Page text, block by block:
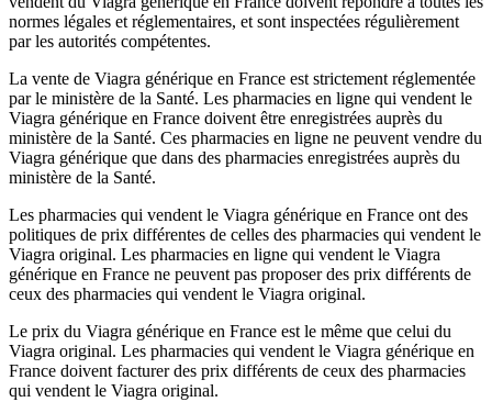
normes légales et réglementaires, et sont inspectées régulièrement
par les autorités compétentes.
La vente de Viagra générique en France est strictement réglementée
par le ministère de la Santé. Les pharmacies en ligne qui vendent le
Viagra générique en France doivent être enregistrées auprès du
ministère de la Santé. Ces pharmacies en ligne ne peuvent vendre du
Viagra générique que dans des pharmacies enregistrées auprès du
ministère de la Santé.
Les pharmacies qui vendent le Viagra générique en France ont des
politiques de prix différentes de celles des pharmacies qui vendent le
Viagra original. Les pharmacies en ligne qui vendent le Viagra
générique en France ne peuvent pas proposer des prix différents de
ceux des pharmacies qui vendent le Viagra original.
Le prix du Viagra générique en France est le même que celui du
Viagra original. Les pharmacies qui vendent le Viagra générique en
France doivent facturer des prix différents de ceux des pharmacies
qui vendent le Viagra original.